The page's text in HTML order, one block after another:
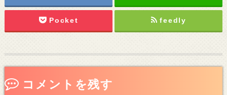
Pocket feedly
コメントを残す